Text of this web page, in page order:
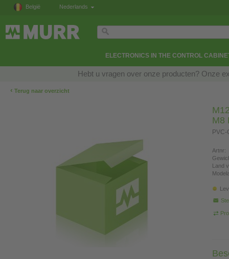
België Nederlands
ELECTRONICS IN THE CONTROL
Hebt u vragen over onze producten? Onze
‹ Terug naar overzicht
M8
Artnr:
Land